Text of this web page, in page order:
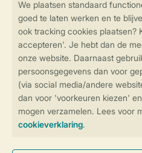
Controle over
Veilig en snel online
SSL certificaat
Veilige gegevensoverdracht